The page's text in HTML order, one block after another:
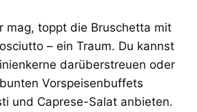
mag, toppt die Bruschetta mit
– ein Traum. Du kannst
darüberstreuen oder
Vorspeisenbuffets
und Caprese-Salat anbieten.